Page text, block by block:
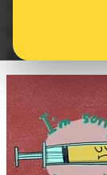
"Si mi hijo
riesgo?" La
inmunización